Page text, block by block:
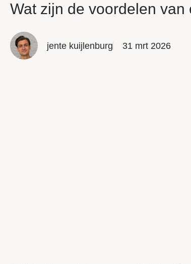
Wat zijn de voordelen
jente kuijlenburg 31 mrt 2026